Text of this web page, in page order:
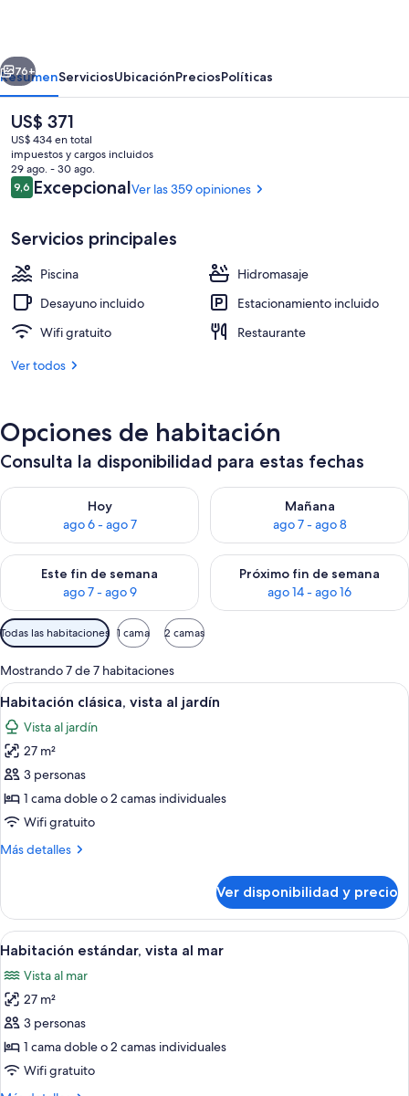
Spa,
Small
Luxury
Hotels
of
World
Vista al agua
Siguiente
76+
ResumenServiciosUbicaciónPreciosPolíticas
El
precio
actual
es
de
US$ 371
US$ 371
US$ 434 en total
impuestos y cargos incluidos
29 ago. - 30 ago.
Opiniones
9,69,6 de 10
ExcepcionalVer las 359 opiniones
Servicios principales
Piscina
Hidromasaje
Desayuno incluido
Estacionamiento incluido
Wifi gratuito
Restaurante
Ver todos
Opciones de habitación
Consulta la disponibilidad para estas fechas
Hoy
ago 6 - ago 7
Consulta la disponibilidad para hoy ago 6 - ago 7
Mañana
ago 7 - ago 8
Consulta la disponibilidad
Este fin de semana
ago 7 - ago 9
Consulta la disponibilidad para este fin de semana ago 7 -
Próximo fin de semana
ago 14 - ago 16
Consulta la disponibilidad
Filtros
disponibles
para
las
habitaciones
Todas las habitaciones 1 cama 2 camas
Mostrando 7 de 7 habitaciones
Ver
todas
las
fotos
de
Habitación
clásica,
al
Habitación de hotel con cama,
1
Habitación clásica, vista al jardín
Vista al jardín
27 m²
3 personas
1 cama doble o 2 camas individuales
Wifi gratuito
Más detalles
Más
clásica,
vista
al
Ver disponibilidad y precio
Ver
todas
las
fotos
de
Habitación
estándar,
Habitación de hotel con cama,
1
Habitación estándar, vista al mar
Vista al mar
27 m²
3 personas
1 cama doble o 2 camas individuales
Wifi gratuito